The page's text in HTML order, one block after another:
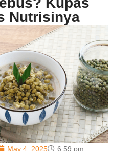
Nutrisinya
May 4, 2025
6:59 pm